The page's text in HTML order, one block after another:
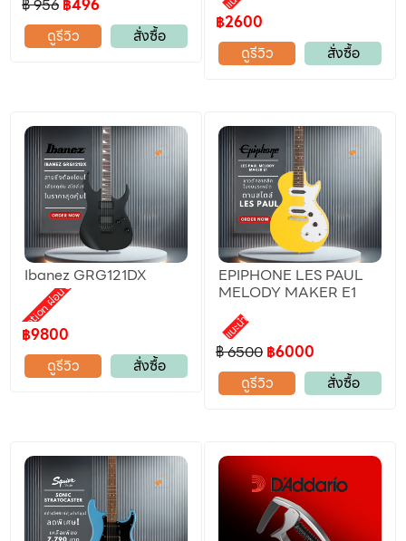
฿ 956 ฿496
ดูรีวิว
สั่งซื้อ
฿2600
ดูรีวิว
สั่งซื้อ
Ibanez GRG121DX
Promotion ผ่อน 0%
฿9800
ดูรีวิว
สั่งซื้อ
EPIPHONE LES PAUL
MELODY MAKER E1
แนะนำ
฿ 6500 ฿6000
ดูรีวิว
สั่งซื้อ